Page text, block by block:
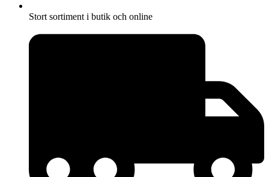
Stort sortiment i butik och online